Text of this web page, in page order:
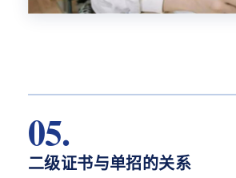
05.
二级证书与单招的关系